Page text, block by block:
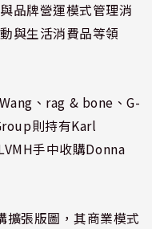
品牌營運模式管理消
與生活消費品等領
、rag & bone、G-
則持有Karl
手中收購Donna
擴張版圖，其商業模式